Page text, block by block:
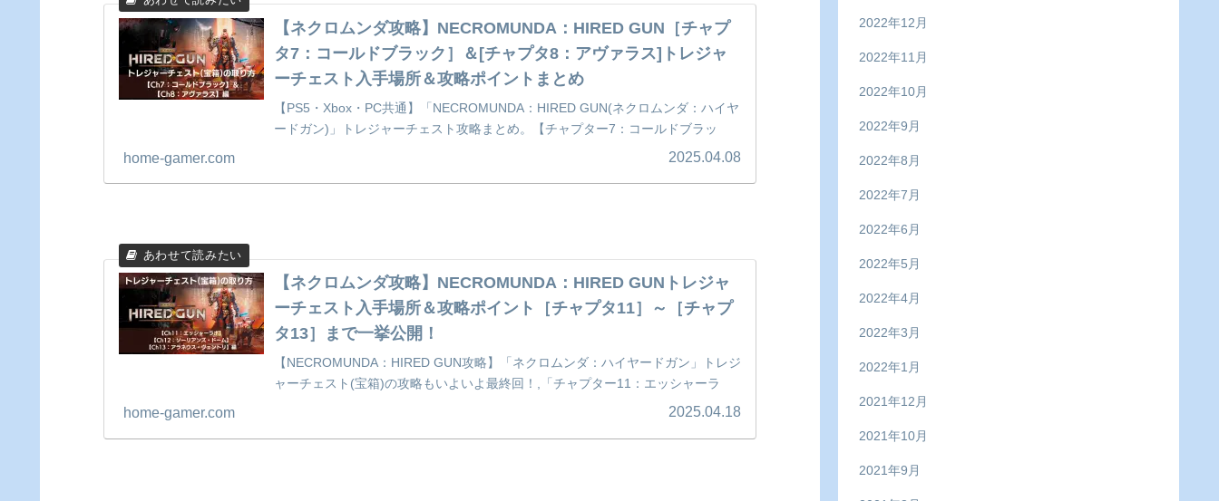
【ネクロムンダ攻略】NECROMUNDA：HIRED GUN［チャプ
タ7：コールドブラック］＆[チャプタ8：アヴァラス]トレジャ
ーチェスト入手場所＆攻略ポイントまとめ
【PS5・Xbox・PC共通】「NECROMUNDA：HIRED GUN(ネクロムンダ：ハイヤ
ードガン)」トレジャーチェスト攻略まとめ。【チャプター7：コールドブラッ
ク】＆【チャプター8：アヴァラス】で見つかる宝箱の場所を大公開！
home-gamer.com 2025.04.08
【ネクロムンダ攻略】NECROMUNDA：HIRED GUNトレジャ
ーチェスト入手場所＆攻略ポイント［チャプタ11］～［チャプ
タ13］まで一挙公開！
【NECROMUNDA：HIRED GUN攻略】「ネクロムンダ：ハイヤードガン」トレジ
ャーチェスト(宝箱)の攻略もいよいよ最終回！,「チャプター11：エッシャーラ
ボ」「チャプター12：ソーリアンズ・ドーム」「チャプター13：アラネウス・ヴ
home-gamer.com 2025.04.18
2022年12月
2022年11月
2022年10月
2022年9月
2022年8月
2022年7月
2022年6月
2022年5月
2022年4月
2022年3月
2022年1月
2021年12月
2021年10月
2021年9月